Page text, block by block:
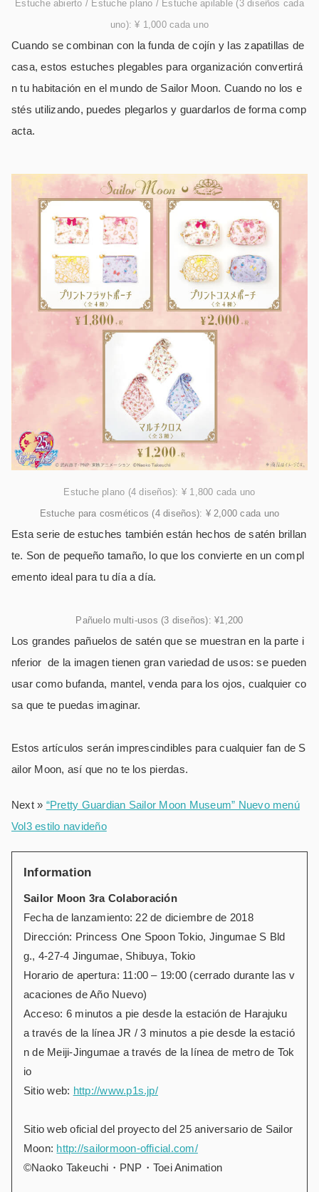
Estuche abierto / Estuche plano / Estuche apilable (3 diseños cada
uno): ¥ 1,000 cada uno
Cuando se combinan con la funda de cojín y las zapatillas de
casa, estos estuches plegables para organización convertirá
n tu habitación en el mundo de Sailor Moon. Cuando no los e
stés utilizando, puedes plegarlos y guardarlos de forma comp
acta.
Estuche plano (4 diseños): ¥ 1,800 cada uno
Estuche para cosméticos (4 diseños): ¥ 2,000 cada uno
Esta serie de estuches también están hechos de satén brillan
te. Son de pequeño tamaño, lo que los convierte en un compl
emento ideal para tu día a día.
Pañuelo multi-usos (3 diseños): ¥1,200
Los grandes pañuelos de satén que se muestran en la parte i
nferior de la imagen tienen gran variedad de usos: se pueden
usar como bufanda, mantel, venda para los ojos, cualquier co
sa que te puedas imaginar.
Estos artículos serán imprescindibles para cualquier fan de S
ailor Moon, así que no te los pierdas.
Next » “Pretty Guardian Sailor Moon Museum” Nuevo menú
Vol3 estilo navideño
Information
Sailor Moon 3ra Colaboración
Fecha de lanzamiento: 22 de diciembre de 2018
Dirección: Princess One Spoon Tokio, Jingumae S Bld
g., 4-27-4 Jingumae, Shibuya, Tokio
Horario de apertura: 11:00 – 19:00 (cerrado durante las v
acaciones de Año Nuevo)
Acceso: 6 minutos a pie desde la estación de Harajuku
a través de la línea JR / 3 minutos a pie desde la estació
n de Meiji-Jingumae a través de la línea de metro de Tok
io
Sitio web: http://www.p1s.jp/
Sitio web oficial del proyecto del 25 aniversario de Sailor
Moon: http://sailormoon-official.com/
©Naoko Takeuchi・PNP・Toei Animation